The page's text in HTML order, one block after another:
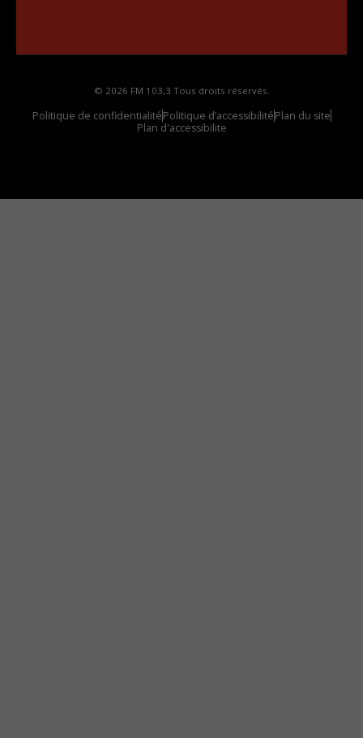
© 2026 FM 103,3 Tous droits réservés.
Politique de confidentialitéPolitique d’accessibilitéPlan du site
Plan d'accessibilite